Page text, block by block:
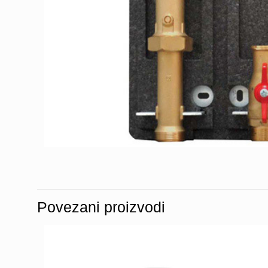
Povezani proizvodi